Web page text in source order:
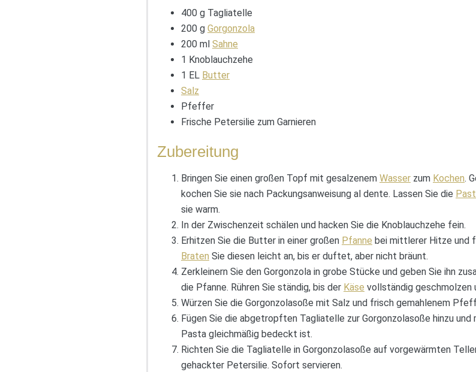
400 g Tagliatelle
200 g Gorgonzola
200 ml Sahne
1 Knoblauchzehe
1 EL Butter
Salz
Pfeffer
Frische Petersilie zum Garnieren
Zubereitung
Bringen Sie einen großen Topf mit gesalzenem Wasser zum Kochen.
kochen Sie sie nach Packungsanweisung al dente. Lassen Sie die
sie warm.
In der Zwischenzeit schälen und hacken Sie die Knoblauchzehe fein.
Erhitzen Sie die Butter in einer großen Pfanne bei mittlerer Hitze und
Braten Sie diesen leicht an, bis er duftet, aber nicht bräunt.
Zerkleinern Sie den Gorgonzola in grobe Stücke und geben Sie ihn
die Pfanne. Rühren Sie ständig, bis der Käse vollständig geschmolzen
Würzen Sie die Gorgonzolasoße mit Salz und frisch gemahlenem
Fügen Sie die abgetropften Tagliatelle zur Gorgonzolasoße hinzu und
Pasta gleichmäßig bedeckt ist.
Richten Sie die Tagliatelle in Gorgonzolasoße auf vorgewärmten
gehackter Petersilie. Sofort servieren.